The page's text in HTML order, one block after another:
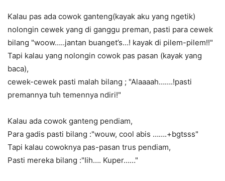
Kalau pas ada cowok ganteng(kayak aku yang ngetik)
nolongin cewek yang di ganggu preman, pasti para cewek
bilang "woow…..jantan buanget’s…! kayak di pilem-pilem!!"
Tapi kalau yang nolongin cowok pas pasan (kayak yang
baca),
cewek-cewek pasti malah bilang ; "Alaaaah…….!pasti
premannya tuh temennya ndiri!"
Kalau ada cowok ganteng pendiam,
Para gadis pasti bilang :"wouw, cool abis …….+bgtsss"
Tapi kalau cowoknya pas-pasan trus pendiam,
Pasti mereka bilang :"Iih…. Kuper……"